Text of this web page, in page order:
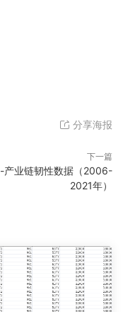
分享海报
下一篇
产业链韧性数据（2006-
2021年）